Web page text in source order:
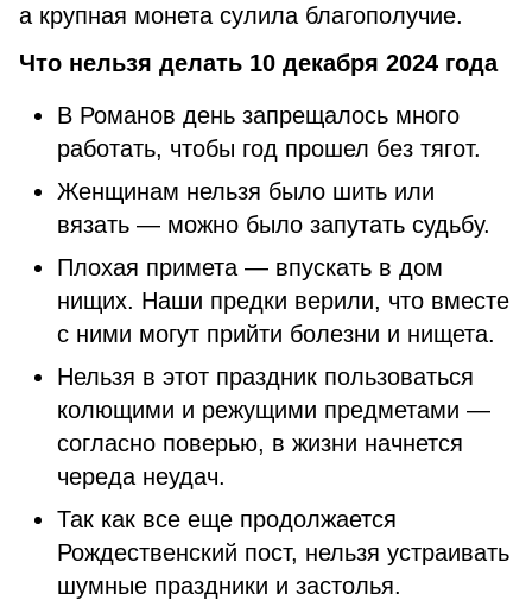
а крупная монета сулила благополучие.
Что нельзя делать 10 декабря 2024 года
В Романов день запрещалось много
работать, чтобы год прошел без тягот.
Женщинам нельзя было шить или
вязать — можно было запутать судьбу.
Плохая примета — впускать в дом
нищих. Наши предки верили, что вместе
с ними могут прийти болезни и нищета.
Нельзя в этот праздник пользоваться
колющими и режущими предметами —
согласно поверью, в жизни начнется
череда неудач.
Так как все еще продолжается
Рождественский пост, нельзя устраивать
шумные праздники и застолья.